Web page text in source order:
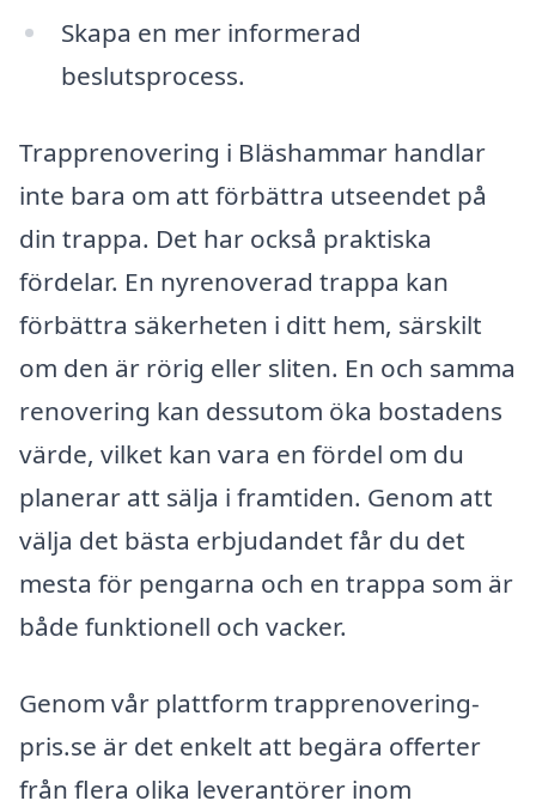
Skapa en mer informerad
beslutsprocess.
Trapprenovering i Bläshammar handlar
inte bara om att förbättra utseendet på
din trappa. Det har också praktiska
fördelar. En nyrenoverad trappa kan
förbättra säkerheten i ditt hem, särskilt
om den är rörig eller sliten. En och samma
renovering kan dessutom öka bostadens
värde, vilket kan vara en fördel om du
planerar att sälja i framtiden. Genom att
välja det bästa erbjudandet får du det
mesta för pengarna och en trappa som är
både funktionell och vacker.
Genom vår plattform trapprenovering-
pris.se är det enkelt att begära offerter
från flera olika leverantörer inom